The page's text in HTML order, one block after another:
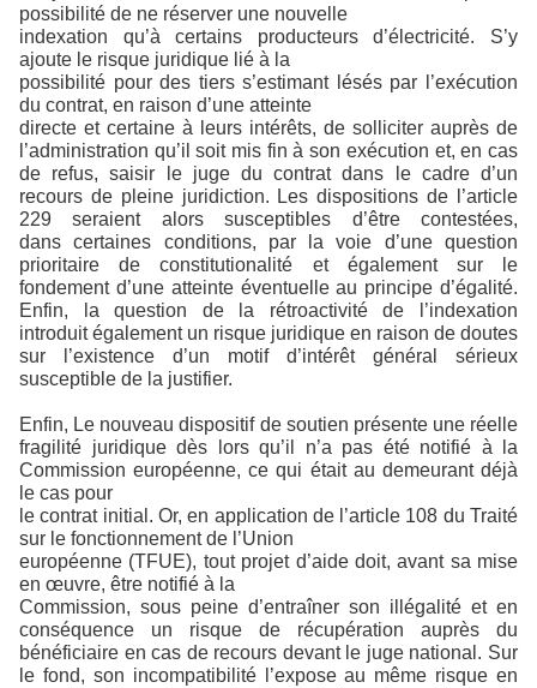
possibilité de ne réserver une nouvelle
indexation qu’à certains producteurs d’électricité. S’y
ajoute le risque juridique lié à la
possibilité pour des tiers s’estimant lésés par l’exécution
du contrat, en raison d’une atteinte
directe et certaine à leurs intérêts, de solliciter auprès de
l’administration qu’il soit mis fin à son exécution et, en cas
de refus, saisir le juge du contrat dans le cadre d’un
recours de pleine juridiction. Les dispositions de l’article
229 seraient alors susceptibles d’être contestées,
dans certaines conditions, par la voie d’une question
prioritaire de constitutionalité et également sur le
fondement d’une atteinte éventuelle au principe d’égalité.
Enfin, la question de la rétroactivité de l’indexation
introduit également un risque juridique en raison de doutes
sur l’existence d’un motif d’intérêt général sérieux
susceptible de la justifier.
Enfin, Le nouveau dispositif de soutien présente une réelle
fragilité juridique dès lors qu’il n’a pas été notifié à la
Commission européenne, ce qui était au demeurant déjà
le cas pour
le contrat initial. Or, en application de l’article 108 du Traité
sur le fonctionnement de l’Union
européenne (TFUE), tout projet d’aide doit, avant sa mise
en œuvre, être notifié à la
Commission, sous peine d’entraîner son illégalité et en
conséquence un risque de récupération auprès du
bénéficiaire en cas de recours devant le juge national. Sur
le fond, son incompatibilité l’expose au même risque en